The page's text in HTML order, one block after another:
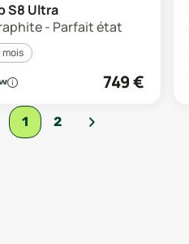
S8 Ultra
- Parfait état
749€
1 2 ›